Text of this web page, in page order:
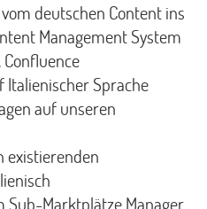
deutschen Content ins
Management System
Italienischer Sprache
auf unseren
existierenden
Marktplätze Manager,